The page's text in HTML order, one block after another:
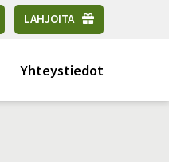
LAHJOITA
Yhteystiedot